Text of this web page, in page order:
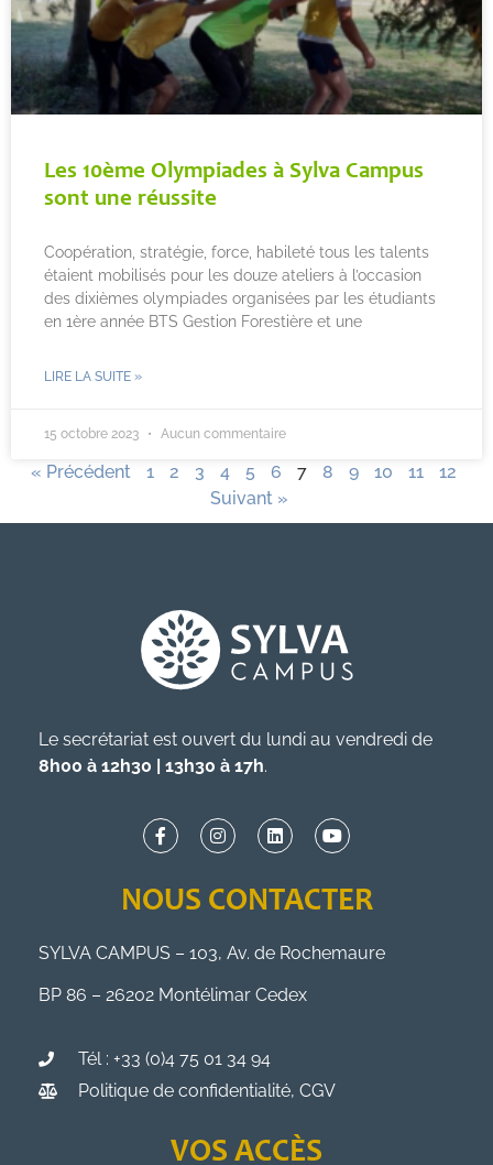
Les 10ème Olympiades à Sylva Campus
sont une réussite
Coopération, stratégie, force, habileté tous les talents
étaient mobilisés pour les douze ateliers à l’occasion
des dixièmes olympiades organisées par les étudiants
en 1ère année BTS Gestion Forestière et une
LIRE LA SUITE »
15 octobre 2023 Aucun commentaire
« Précédent 1 2 3 4 5 6 7 8 9 10 11
12
Suivant »
Le secrétariat est ouvert du lundi au vendredi de
8h00 à 12h30 | 13h30 à 17h.
NOUS CONTACTER
SYLVA CAMPUS – 103, Av. de Rochemaure
BP 86 – 26202 Montélimar Cedex
Tél : +33 (0)4 75 01 34 94
Politique de confidentialité, CGV
VOS ACCÈS